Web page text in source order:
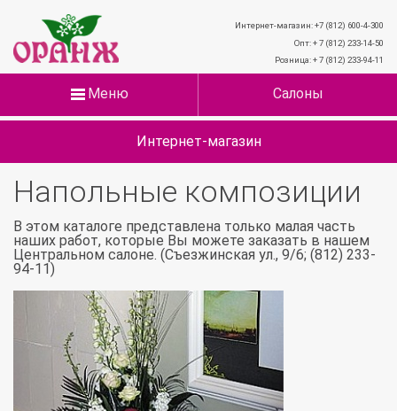
Интернет-магазин: +7 (812) 600-4-300
Опт: + 7 (812) 233-14-50
Розница: + 7 (812) 233-94-11
Меню Салоны
Интернет-магазин
Напольные композиции
В этом каталоге представлена только малая часть
наших работ, которые Вы можете заказать в нашем
Центральном салоне. (Съезжинская ул., 9/6; (812) 233-
94-11)